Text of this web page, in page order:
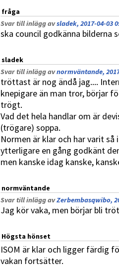
fråga
Svar till inlägg avsladek, 2017-04-03
ska council godkänna bilderna
sladek
Svar till inlägg avnormväntande,
tröttast är nog ändå jag....
knepigare än man tror, börjar
trögt.
Vad det hela handlar om är
(trögare) soppa.
Normen är klar och har varit så
ytterligare en gång godkänt
men kanske idag kanske,
normväntande
Svar till inlägg avZerbembasqwibo,
Jag kör vaka, men börjar bli
Högsta hönset
ISOM är klar och ligger färdig
vakan fortsätter.